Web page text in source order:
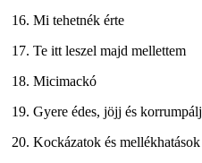
16. Mi tehetnék érte
17. Te itt leszel majd mellettem
18. Micimackó
19. Gyere édes, jöjj és korrumpálj
20. Kockázatok és mellékhatások